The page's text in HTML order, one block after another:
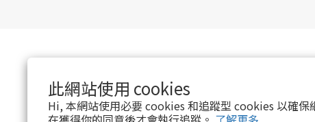
此網站使用 cookies
Hi, 本網站使用必要 cookies 和追蹤型 cookies 以確保